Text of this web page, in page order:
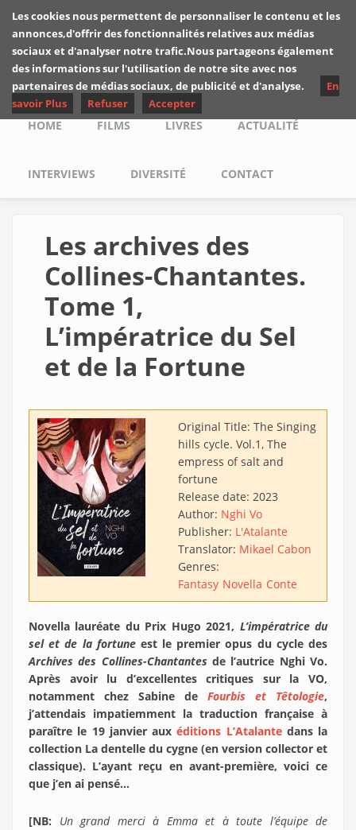
Skip to main content
Les critiques de
Yuyine
Main menu
HOME FILMS LIVRES ACTUALITÉ
INTERVIEWS DIVERSITÉ CONTACT
Les archives des
Collines-Chantantes.
Tome 1,
L’impératrice du Sel
et de la Fortune
Original Title: The Singing
hills cycle. Vol.1, The
empress of salt and
fortune
Release date: 2023
Author: Nghi Vo
Publisher: L'Atalante
Translator: Mikael Cabon
Genres:
Fantasy Novella Conte
Novella lauréate du Prix Hugo 2021, L’impératrice du
sel et de la fortuneest le premier opus du cycle des
Archives des Collines-Chantantes de l’autrice Nghi Vo.
Après avoir lu d’excellentes critiques sur la VO,
notamment chez Sabine de Fourbis et Têtologie,
j’attendais impatiemment la traduction française à
paraître le 19 janvier auxéditions L’Atalantedans la
collection La dentelle du cygne (en version collector et
classique). L’ayant reçu en avant-première, voici ce
que j’en ai pensé…
[NB: Un grand merci à Emma et à toute l’équipe de
Les cookies nous permettent de personnaliser le contenu et les
annonces,d'offrir des fonctionnalités relatives aux médias
sociaux et d'analyser notre trafic.Nous partageons également
des informations sur l'utilisation de notre site avec nos
partenaires de médias sociaux, de publicité et d'analyse.
En
savoir Plus
Refuser Accepter